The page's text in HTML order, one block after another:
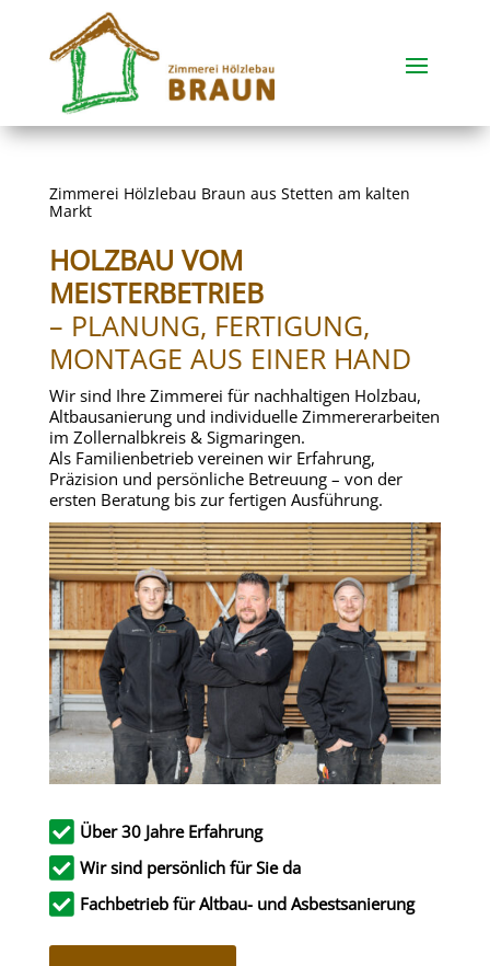
Zimmerei Hölzlebau Braun aus Stetten am kalten
Markt
HOLZBAU VOM
MEISTERBETRIEB
– PLANUNG, FERTIGUNG,
MONTAGE AUS EINER HAND
Wir sind Ihre Zimmerei für nachhaltigen Holzbau,
Altbausanierung und individuelle Zimmererarbeiten
im Zollernalbkreis & Sigmaringen.
Als Familienbetrieb vereinen wir Erfahrung,
Präzision und persönliche Betreuung – von der
ersten Beratung bis zur fertigen Ausführung.
 Über 30 Jahre Erfahrung
 Wir sind persönlich für Sie da
 Fachbetrieb für Altbau- und Asbestsanierung